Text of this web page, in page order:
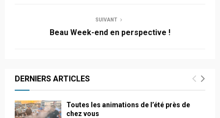
SUIVANT
Beau Week-end en perspective !
DERNIERS ARTICLES
Toutes les animations de l’été près de
chez vous